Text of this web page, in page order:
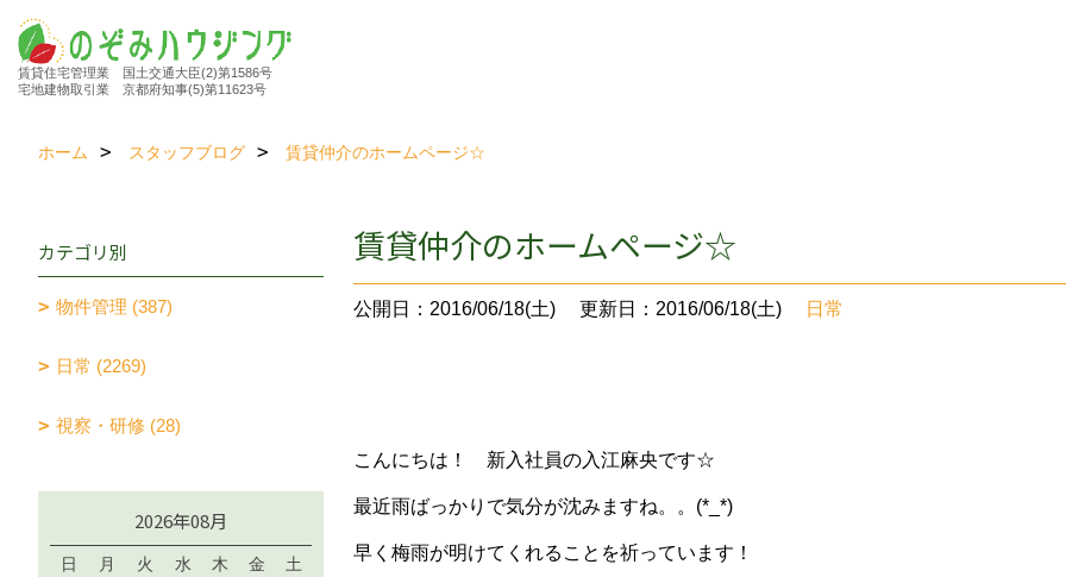
賃貸住宅管理業 国土交通大臣(2)第1586号
宅地建物取引業 京都府知事(5)第11623号
ホーム スタッフブログ 賃貸仲介のホームページ☆
賃貸仲介のホームページ☆
公開日：2016/06/18(土) 更新日：2016/06/18(土) 日常
こんにちは！ 新入社員の入江麻央です☆
最近雨ばっかりで気分が沈みますね。。(*_*)
早く梅雨が明けてくれることを祈っています！
カテゴリ別
物件管理 (387)
日常 (2269)
視察・研修 (28)
2026年08月
日 月 火 水 木 金
土